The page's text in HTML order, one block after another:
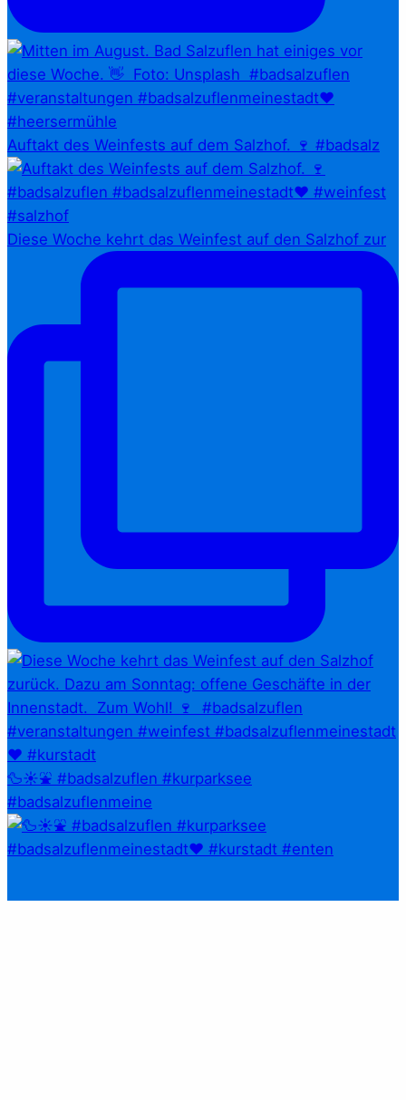
Auftakt des Weinfests auf dem Salzhof. 🍷 #badsalz
Diese Woche kehrt das Weinfest auf den Salzhof zur
🦆☀️⛲ #badsalzuflen #kurparksee
#badsalzuflenmeine